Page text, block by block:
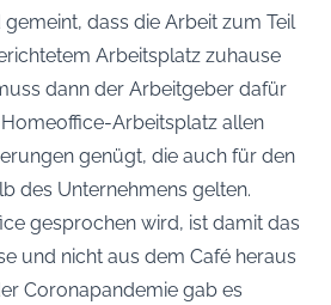
dass die Arbeit zum Teil
Arbeitsplatz zuhause
dann der Arbeitgeber dafür
Arbeitsplatz allen
genügt, die auch für den
des Unternehmens gelten.
gesprochen wird, ist damit das
und nicht aus dem Café heraus
Coronapandemie gab es